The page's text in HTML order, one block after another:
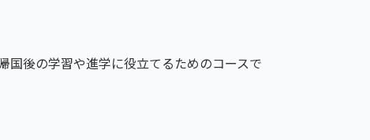
国後の学習や進学に役立てるためのコースで